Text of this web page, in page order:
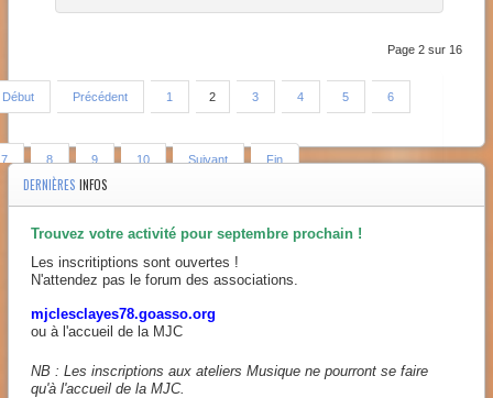
Page 2 sur 16
Début Précédent 1 2 3 4 5 6
7 8 9 10 Suivant Fin
DERNIÈRES INFOS
Trouvez votre activité pour septembre prochain !
Les inscritiptions sont ouvertes !
N'attendez pas le forum des associations.
mjclesclayes78.goasso.org
ou à l'accueil de la MJC
NB : Les inscriptions aux ateliers Musique ne pourront se faire
qu'à l'accueil de la MJC.